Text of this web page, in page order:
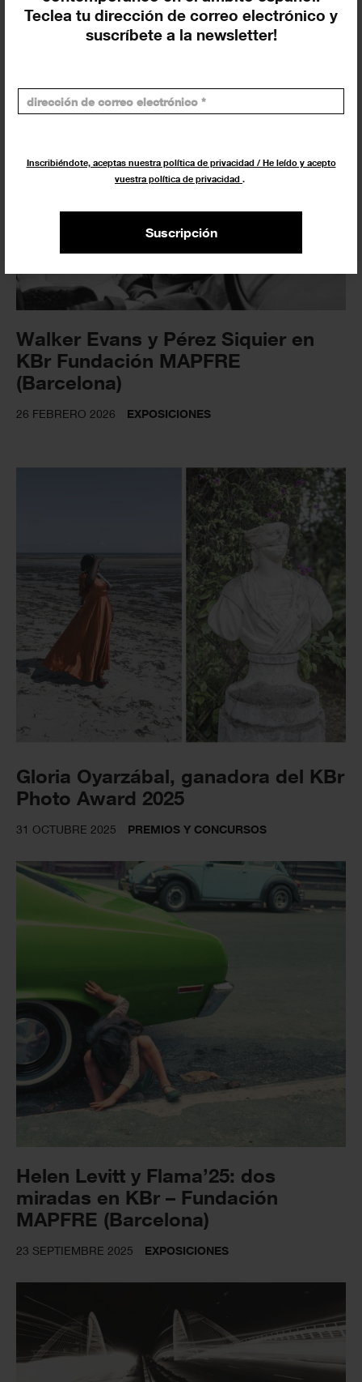
Teclea tu dirección de correo electrónico y
suscríbete a la newsletter!
Inscribiéndote, aceptas nuestra política de privacidad / He leído y acepto
vuestra política de privacidad .
Suscripción
Walker Evans y Pérez Siquier en
KBr Fundación MAPFRE
(Barcelona)
26 FEBRERO 2026 EXPOSICIONES
Gloria Oyarzábal, ganadora del KBr
Photo Award 2025
31 OCTUBRE 2025 PREMIOS Y CONCURSOS
Helen Levitt y Flama’25: dos
miradas en KBr – Fundación
MAPFRE (Barcelona)
23 SEPTIEMBRE 2025 EXPOSICIONES